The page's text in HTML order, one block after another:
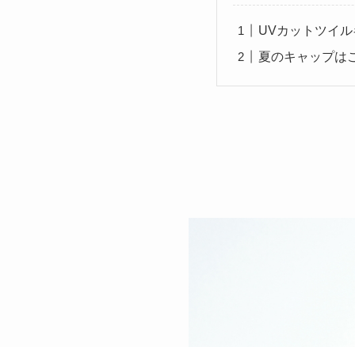
UVカットツイ
夏のキャップは